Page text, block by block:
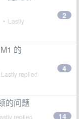
• Lastly
2
的
Lastly replied
4
的问题
replied
14